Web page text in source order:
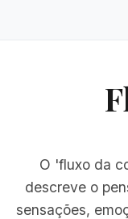
O 'fluxo da
descreve o
sensações,